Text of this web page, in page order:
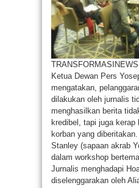
Ketua Dewan Pers
mengatakan,
dilakukan oleh jurnalis
menghasilkan berita
kredibel, tapi juga
korban yang
Stanley (sapaan akrab
dalam workshop
Jurnalis menghadapi
diselenggarakan oleh